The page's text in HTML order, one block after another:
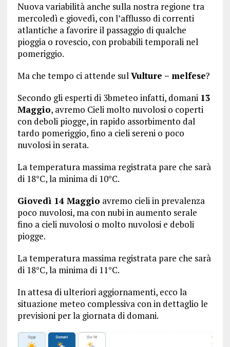
Nuova variabilità anche sulla nostra regione tra
mercoledì e giovedì, con l’afflusso di correnti
atlantiche a favorire il passaggio di qualche
pioggia o rovescio, con probabili temporali nel
pomeriggio.
Ma che tempo ci attende sulVulture – melfese?
Secondo gli esperti di 3bmeteo infatti, domani 13
Maggio, avremo Cieli molto nuvolosi o coperti
con deboli piogge, in rapido assorbimento dal
tardo pomeriggio, fino a cieli sereni o poco
nuvolosi in serata.
La temperatura massima registrata pare che sarà
di 18°C, la minima di 10°C.
Giovedì 14 Maggio avremo cieli in prevalenza
poco nuvolosi, ma con nubi in aumento serale
fino a cieli nuvolosi o molto nuvolosi e deboli
piogge.
La temperatura massima registrata pare che sarà
di 18°C, la minima di 11°C.
In attesa di ulteriori aggiornamenti, ecco la
situazione meteo complessiva con in dettaglio le
previsioni per la giornata di domani.